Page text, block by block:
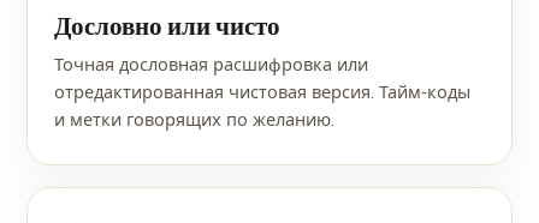
Дословно или чисто
Точная дословная расшифровка или
отредактированная чистовая версия. Тайм-коды
и метки говорящих по желанию.